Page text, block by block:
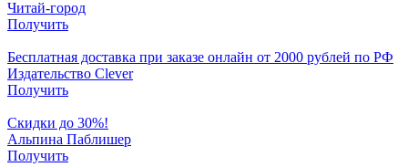
Читай-город
Получить
Бесплатная доставка при заказе онлайн от 2000 рублей по РФ
Издательство Clever
Получить
Скидки до 30%!
Альпина Паблишер
Получить